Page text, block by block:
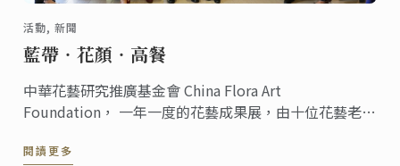
活動, 新聞
藍帶‧花顏‧高餐
中華花藝研究推廣基金會 China Flora Art
Foundation， 一年一度的花藝成果展，由十位花藝老師
辦下午茶暨花藝走秀會。
閱讀更多